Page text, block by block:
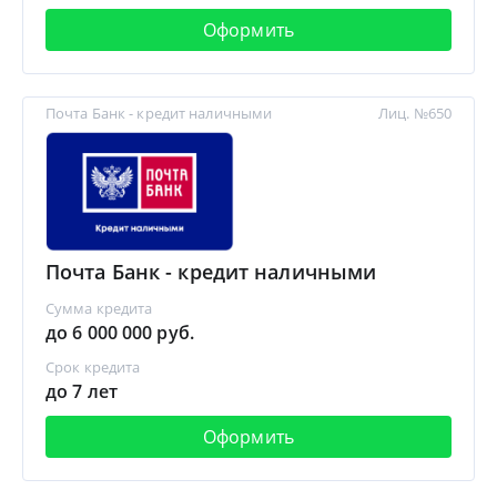
Оформить
Почта Банк - кредит наличными
Почта Банк - кредит наличными
Сумма кредита
до 6 000 000 руб.
Срок кредита
до 7 лет
Оформить
Лиц. №650